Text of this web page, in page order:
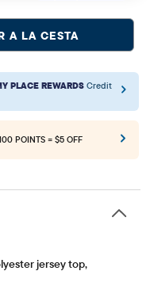
A LA CESTA
PLACE REWARDS Credit
POINTS = $5 OFF
jersey top,